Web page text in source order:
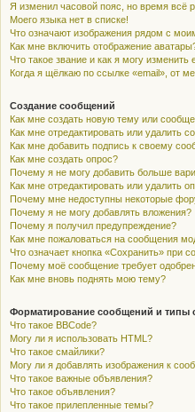
Я изменил часовой пояс, но время всё
Моего языка нет в списке!
Что означают изображения рядом с
Как мне включить отображение
Что такое звание и как я могу изменить
Когда я щёлкаю по ссылке «email», от
Создание сообщений
Как мне создать новую тему или
Как мне отредактировать или удалить
Как мне добавить подпись к своему
Как мне создать опрос?
Почему я не могу добавить больше
Как мне отредактировать или удалить
Почему мне недоступны некоторые
Почему я не могу добавлять вложения?
Почему я получил предупреждение?
Как мне пожаловаться на сообщения
Что означает кнопка «Сохранить» при
Почему моё сообщение требует
Как мне вновь поднять мою тему?
Форматирование сообщений и типы
Что такое BBCode?
Могу ли я использовать HTML?
Что такое смайлики?
Могу ли я добавлять изображения к
Что такое важные объявления?
Что такое объявления?
Что такое прилепленные темы?